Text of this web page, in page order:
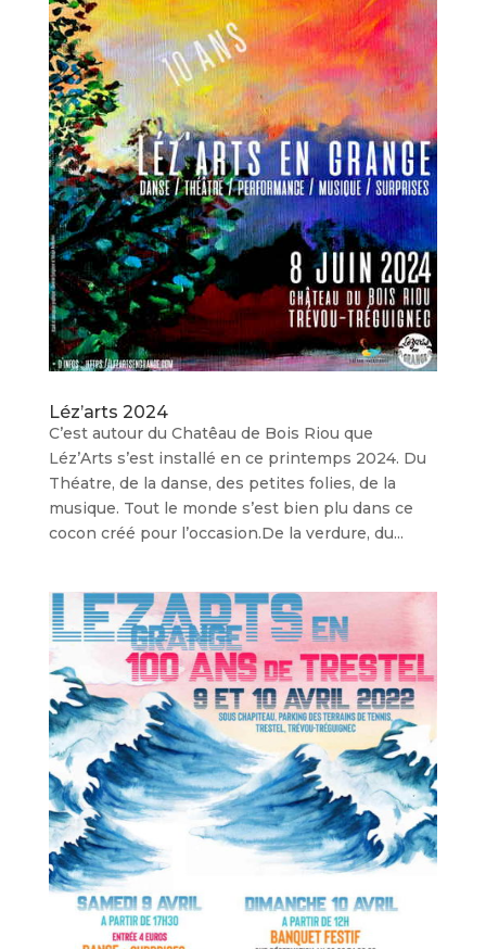
Léz’arts 2024
C’est autour du Chatêau de Bois Riou que
Léz’Arts s’est installé en ce printemps 2024. Du
Théatre, de la danse, des petites folies, de la
musique. Tout le monde s’est bien plu dans ce
cocon créé pour l’occasion.De la verdure, du...